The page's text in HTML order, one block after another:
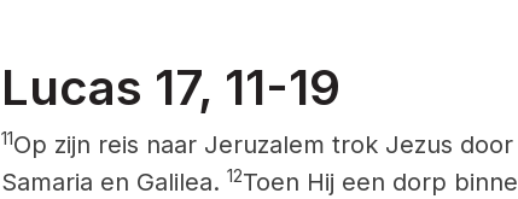
Lucas 17, 11-19
11Op zijn reis naar Jeruzalem trok Jezus
Samaria en Galilea. 12Toen Hij een dorp